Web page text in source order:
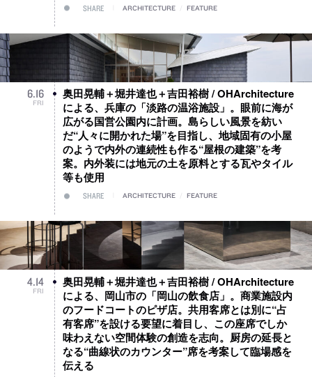
SHARE ARCHITECTURE FEATURE
6.16
FRI
奥田晃輔＋堀井達也＋吉田裕樹 / OHArchitecture
による、兵庫の「淡路の温浴施設」。眼前に海が
広がる国営公園内に計画。島らしい風景を紡い
だ“人々に開かれた場”を目指し、地域固有の小屋
のようで内外の連続性も作る“屋根の建築”を考
案。内外装には地元の土を原料とする瓦やタイル
等も使用
SHARE ARCHITECTURE FEATURE
4.14
FRI
奥田晃輔＋堀井達也＋吉田裕樹 / OHArchitecture
による、岡山市の「岡山の飲食店」。商業施設内
のフードコートのピザ店。共用客席とは別に“占
有客席”を設ける要望に着目し、この座席でしか
味わえない空間体験の創造を志向。厨房の延長と
なる“曲線状のカウンター”席を考案して臨場感を
伝える